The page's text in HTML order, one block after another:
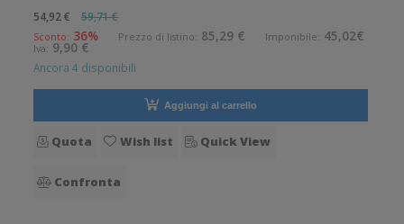
confezione. 2845 etichette per bobina. Etichette in
polipropilene con adesivo permanente. Diametro interno: 25
mm. Diametro esterno
54,92 € 59,71 €
Sconto: 36% Prezzo di listino: 85,29 € Imponibile: 45,02€
Iva: 9,90 €
Ancora 4 disponibili
Aggiungi al carrello
Quota Wish list Quick View
Confronta